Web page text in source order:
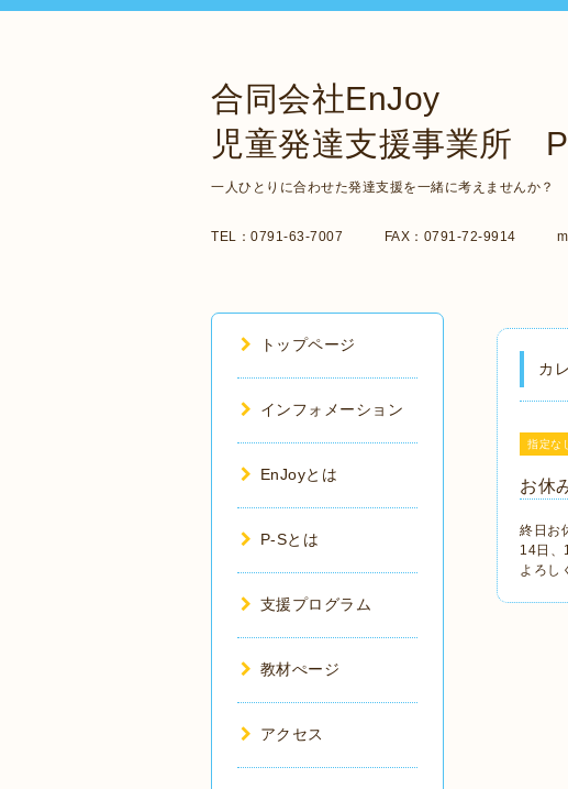
合同会社EnJoy
児童発達支援事業所
一人ひとりに合わせた発達支援を一緒に考えませんか？
TEL：0791-63-7007 FAX：0791-72-9914 mail
カ
指定な
お休
終日お
14日、
よろし
トップページ
インフォメーション
EnJoyとは
P-Sとは
支援プログラム
教材ぺージ
アクセス